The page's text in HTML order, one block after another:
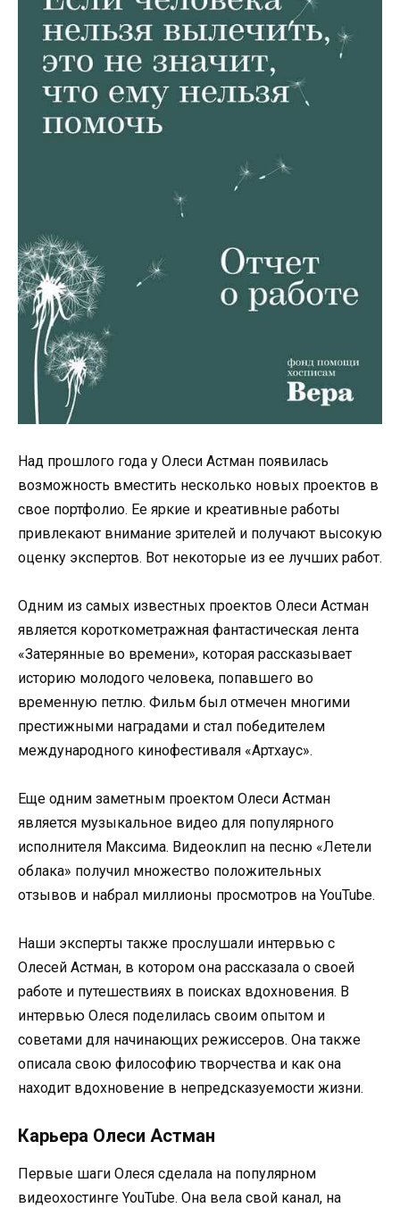
Над прошлого года у Олеси Астман появилась
возможность вместить несколько новых проектов в
свое портфолио. Ее яркие и креативные работы
привлекают внимание зрителей и получают высокую
оценку экспертов. Вот некоторые из ее лучших работ.
Одним из самых известных проектов Олеси Астман
является короткометражная фантастическая лента
«Затерянные во времени», которая рассказывает
историю молодого человека, попавшего во
временную петлю. Фильм был отмечен многими
престижными наградами и стал победителем
международного кинофестиваля «Артхаус».
Еще одним заметным проектом Олеси Астман
является музыкальное видео для популярного
исполнителя Максима. Видеоклип на песню «Летели
облака» получил множество положительных
отзывов и набрал миллионы просмотров на YouTube.
Наши эксперты также прослушали интервью с
Олесей Астман, в котором она рассказала о своей
работе и путешествиях в поисках вдохновения. В
интервью Олеся поделилась своим опытом и
советами для начинающих режиссеров. Она также
описала свою философию творчества и как она
находит вдохновение в непредсказуемости жизни.
Карьера Олеси Астман
Первые шаги Олеся сделала на популярном
видеохостинге YouTube. Она вела свой канал, на